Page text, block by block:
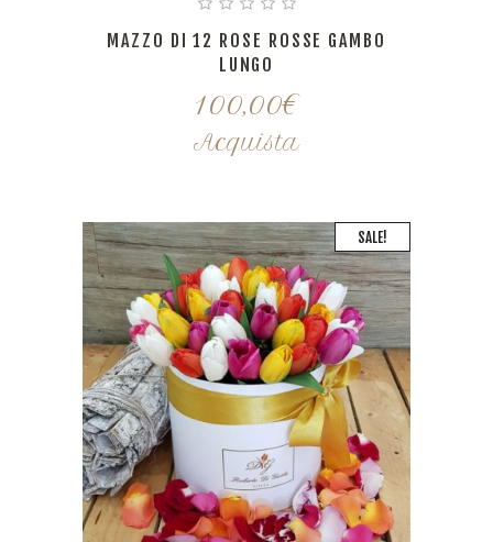
MAZZO DI 12 ROSE ROSSE GAMBO
LUNGO
100,00€
Acquista
SALE!